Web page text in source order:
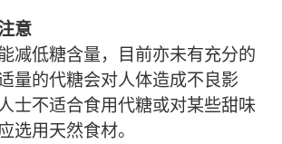
意
减低糖含量，目前亦未有充分的
量的代糖会对人体造成不良影
士不适合食用代糖或对某些甜味
选用天然食材。